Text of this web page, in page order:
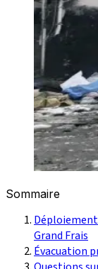
Sommaire
Grand Frais
Évacuation